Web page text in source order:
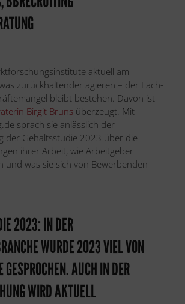
aktuell am
zurückhaltender agieren – der Fach-
bleibt bestehen. Davon ist
Birgit Bruns überzeugt. Mit
sprach sie anlässlich der
der Gehaltsstudie 2023 über die
ihrer Arbeit, wie Arbeitgeber
und was sie sich von Bewerbenden
2023: IN DER
WURDE 2023 VIEL VON
GESPROCHEN. AUCH IN DER
WIRD AKTUELL